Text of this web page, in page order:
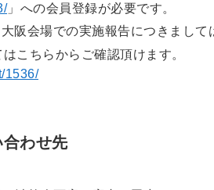
」への会員登録が必要です。
阪会場での実施報告につきまして
こちらからご確認頂けます。
1536/
わせ先